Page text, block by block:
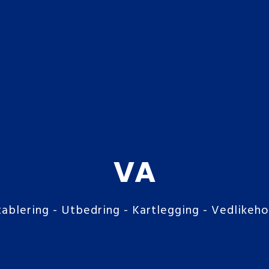
VA
- Utbedring - Kartlegging -